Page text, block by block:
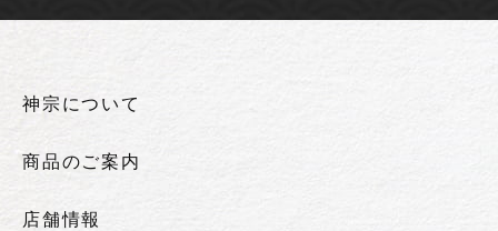
神宗について
商品のご案内
店舗情報